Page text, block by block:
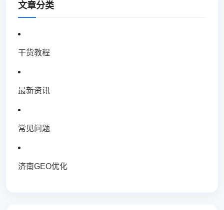
文章分类
干货教程
最新资讯
常见问题
济南GEO优化